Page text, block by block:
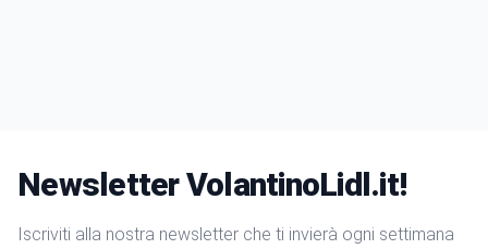
Newsletter VolantinoLidl.it!
Iscriviti alla nostra newsletter che ti invierà ogni settimana